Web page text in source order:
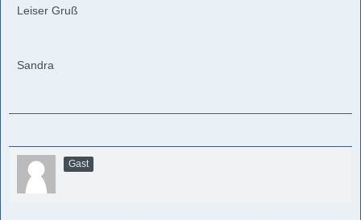
Leiser Gruß
Sandra
Gast